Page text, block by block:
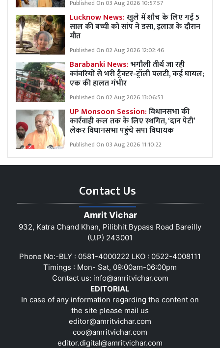
Published On 03 Aug 2026 10:57:57
Lucknow News:खुले में शौच के लिए गई 5
साल की बच्ची को सांप ने डसा, इलाज के दौरान
मौत
Published On 02 Aug 2026 12:02:46
Barabanki News:भगौली तीर्थ जा रही
कांवरियों से भरी ट्रैक्टर-ट्रॉली पलटी, कई घायल;
एक की हालत गंभीर
Published On 02 Aug 2026 13:06:53
UP Monsoon Session:विधानसभा की
कार्रवाही कल तक के लिए स्थगित, ‘दान पेटी’
लेकर विधानसभा पहुंचे सपा विधायक
Published On 03 Aug 2026 11:10:22
Contact Us
Amrit Vichar
932, Katra Chand Khan, Pilibhit Bypass Road Bareilly
(U.P) 243001
Phone No:-BLY : 0581-4000222 LKO : 0522-4008111
Timings : Mon- Sat, 09:00am-06:00pm
Contact us: info@amritvichar.com
EDITORIAL
In case of any information regarding the content on
the site please mail us
editor@amritvichar.com
coo@amritvichar.com
editor.digital@amritvichar.com